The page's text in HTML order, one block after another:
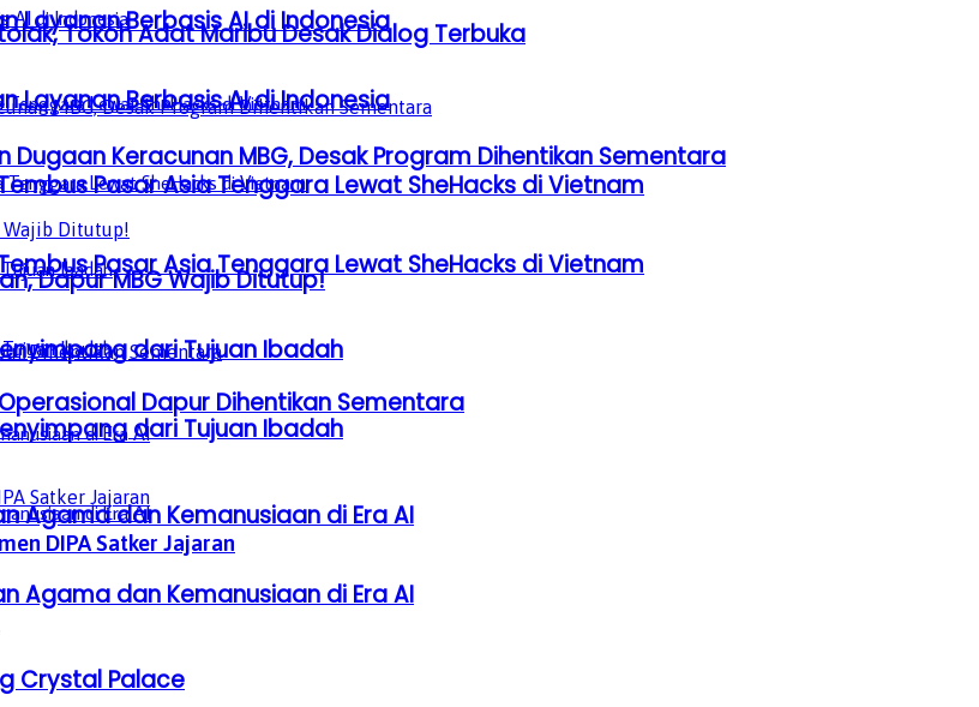
Layanan Berbasis AI di Indonesia
Pasar Asia Tenggara Lewat SheHacks di Vietnam
dari Tujuan Ibadah
Agama dan Kemanusiaan di Era AI
Crystal Palace
Layanan Berbasis AI di Indonesia
Pasar Asia Tenggara Lewat SheHacks di Vietnam
dari Tujuan Ibadah
Agama dan Kemanusiaan di Era AI
Tokoh Adat Maribu Desak Dialog Terbuka
Dugaan Keracunan MBG, Desak Program Dihentikan Sementara
Dapur MBG Wajib Ditutup!
Dapur Dihentikan Sementara
DIPA Satker Jajaran